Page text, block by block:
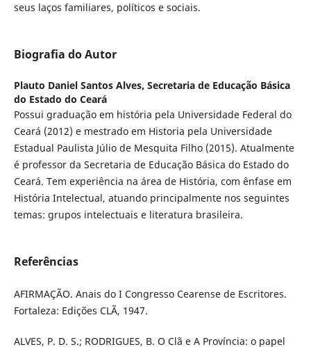
seus laços familiares, políticos e sociais.
Biografia do Autor
Plauto Daniel Santos Alves, Secretaria de Educação Básica
do Estado do Ceará
Possui graduação em história pela Universidade Federal do
Ceará (2012) e mestrado em Historia pela Universidade
Estadual Paulista Júlio de Mesquita Filho (2015). Atualmente
é professor da Secretaria de Educação Básica do Estado do
Ceará. Tem experiência na área de História, com ênfase em
História Intelectual, atuando principalmente nos seguintes
temas: grupos intelectuais e literatura brasileira.
Referências
AFIRMAÇÃO. Anais do I Congresso Cearense de Escritores.
Fortaleza: Edições CLÃ, 1947.
ALVES, P. D. S.; RODRIGUES, B. O Clã e A Província: o papel